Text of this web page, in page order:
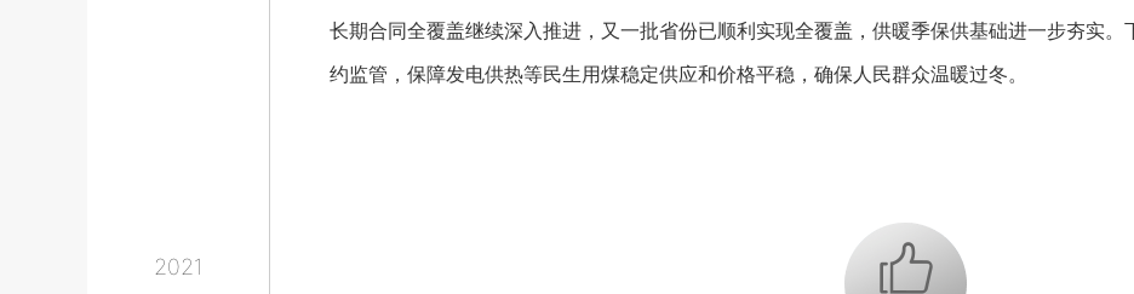
2021
长期合同全覆盖继续深入推进，又一批省份已顺利实现全覆盖，供暖季保供基础进一步夯实
约监管，保障发电供热等民生用煤稳定供应和价格平稳，确保人民群众温暖过冬。
+1